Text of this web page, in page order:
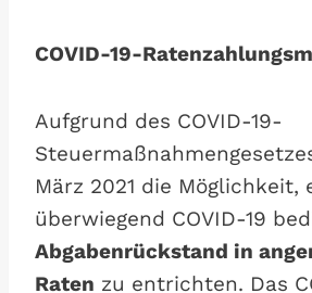
COVID-19-
Aufgrund des COVID-19-
März 2021 die Möglichkeit,
überwiegend COVID-19
Abgabenrückstand in
Raten zu entrichten. Das